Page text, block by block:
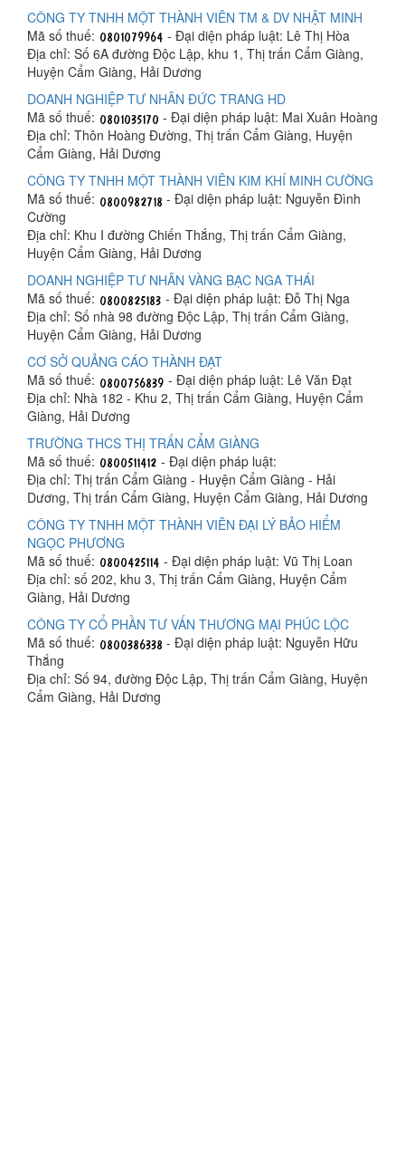
CÔNG TY TNHH MỘT THÀNH VIÊN TM & DV NHẬT MINH
Mã số thuế:
- Đại diện pháp luật: Lê Thị Hòa
Địa chỉ: Số 6A đường Độc Lập, khu 1, Thị trấn Cẩm Giàng,
Huyện Cẩm Giàng, Hải Dương
DOANH NGHIỆP TƯ NHÂN ĐỨC TRANG HD
Mã số thuế:
- Đại diện pháp luật: Mai Xuân Hoàng
Địa chỉ: Thôn Hoàng Đường, Thị trấn Cẩm Giàng, Huyện
Cẩm Giàng, Hải Dương
CÔNG TY TNHH MỘT THÀNH VIÊN KIM KHÍ MINH CƯỜNG
Mã số thuế:
- Đại diện pháp luật: Nguyễn Đình
Cường
Địa chỉ: Khu I đường Chiến Thắng, Thị trấn Cẩm Giàng,
Huyện Cẩm Giàng, Hải Dương
DOANH NGHIỆP TƯ NHÂN VÀNG BẠC NGA THÁI
Mã số thuế:
- Đại diện pháp luật: Đỗ Thị Nga
Địa chỉ: Số nhà 98 đường Độc Lập, Thị trấn Cẩm Giàng,
Huyện Cẩm Giàng, Hải Dương
CƠ SỞ QUẢNG CÁO THÀNH ĐẠT
Mã số thuế:
- Đại diện pháp luật: Lê Văn Đạt
Địa chỉ: Nhà 182 - Khu 2, Thị trấn Cẩm Giàng, Huyện Cẩm
Giàng, Hải Dương
TRƯỜNG THCS THỊ TRẤN CẨM GIÀNG
Mã số thuế:
- Đại diện pháp luật:
Địa chỉ: Thị trấn Cẩm Giàng - Huyện Cẩm Giàng - Hải
Dương, Thị trấn Cẩm Giàng, Huyện Cẩm Giàng, Hải Dương
CÔNG TY TNHH MỘT THÀNH VIÊN ĐẠI LÝ BẢO HIỂM
NGỌC PHƯƠNG
Mã số thuế:
- Đại diện pháp luật: Vũ Thị Loan
Địa chỉ: số 202, khu 3, Thị trấn Cẩm Giàng, Huyện Cẩm
Giàng, Hải Dương
CÔNG TY CỔ PHẦN TƯ VẤN THƯƠNG MẠI PHÚC LỘC
Mã số thuế:
- Đại diện pháp luật: Nguyễn Hữu
Thắng
Địa chỉ: Số 94, đường Độc Lập, Thị trấn Cẩm Giàng, Huyện
Cẩm Giàng, Hải Dương